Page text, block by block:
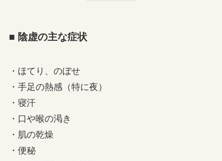
■ 陰虚の主な症状
・ほてり、のぼせ
・手足の熱感（特に夜）
・寝汗
・口や喉の渇き
・肌の乾燥
・便秘